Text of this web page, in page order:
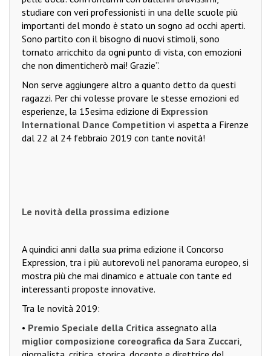
studiare con veri professionisti in una delle scuole più
importanti del mondo è stato un sogno ad occhi aperti.
Sono partito con il bisogno di nuovi stimoli, sono
tornato arricchito da ogni punto di vista, con emozioni
che non dimenticherò mai! Grazie”.
Non serve aggiungere altro a quanto detto da questi
ragazzi. Per chi volesse provare le stesse emozioni ed
esperienze, la 15esima edizione di Expression
International Dance Competition vi aspetta a Firenze
dal 22 al 24 febbraio 2019 con tante novità!
Le novità della prossima edizione
A quindici anni dalla sua prima edizione il Concorso
Expression, tra i più autorevoli nel panorama europeo, si
mostra più che mai dinamico e attuale con tante ed
interessanti proposte innovative.
Tra le novità 2019:
• Premio Speciale della Critica assegnato alla
miglior composizione coreografica da Sara Zuccari,